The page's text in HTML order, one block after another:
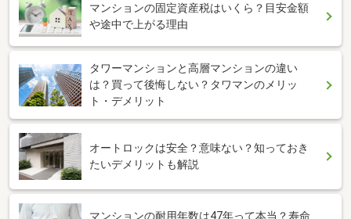
マンションの固定資産税はいくら？目安金額
や途中で上がる理由
タワーマンションと高層マンションの違い
は？買って後悔しない？タワマンのメリッ
ト・デメリット
オートロックは安全？意味ない？知っておき
たいデメリットも解説
マンションの耐用年数は47年って本当？寿命